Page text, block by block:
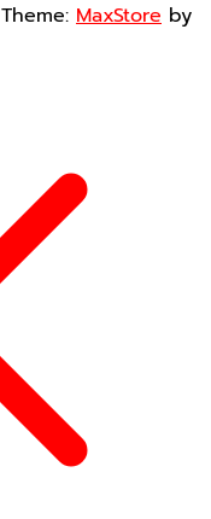
Theme: MaxStore by